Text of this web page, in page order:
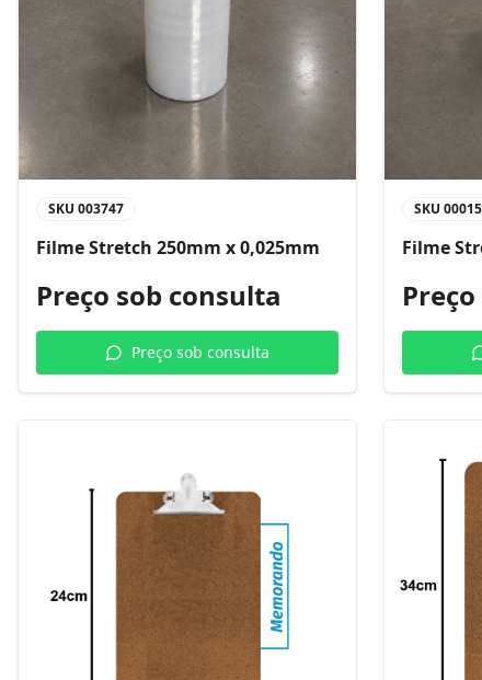
SKU 003747
Filme Stretch 250mm x 0,025mm
Preço sob consulta
Preço sob consulta
SKU
Filme